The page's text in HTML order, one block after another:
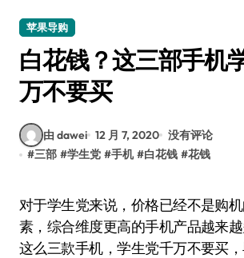
苹果导购
白花钱？这三部手机
万不要买
由 dawei 12 月 7, 2020 没有评论
#三部 #学生党 #手机 #白花钱 #花钱
对于学生党来说，价格已经不是购机的重要考核因
素，综合维度更高的手机产品越来
这么三款手机，学生党千万不要买